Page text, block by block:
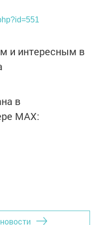
и интересным в
в
MАХ: